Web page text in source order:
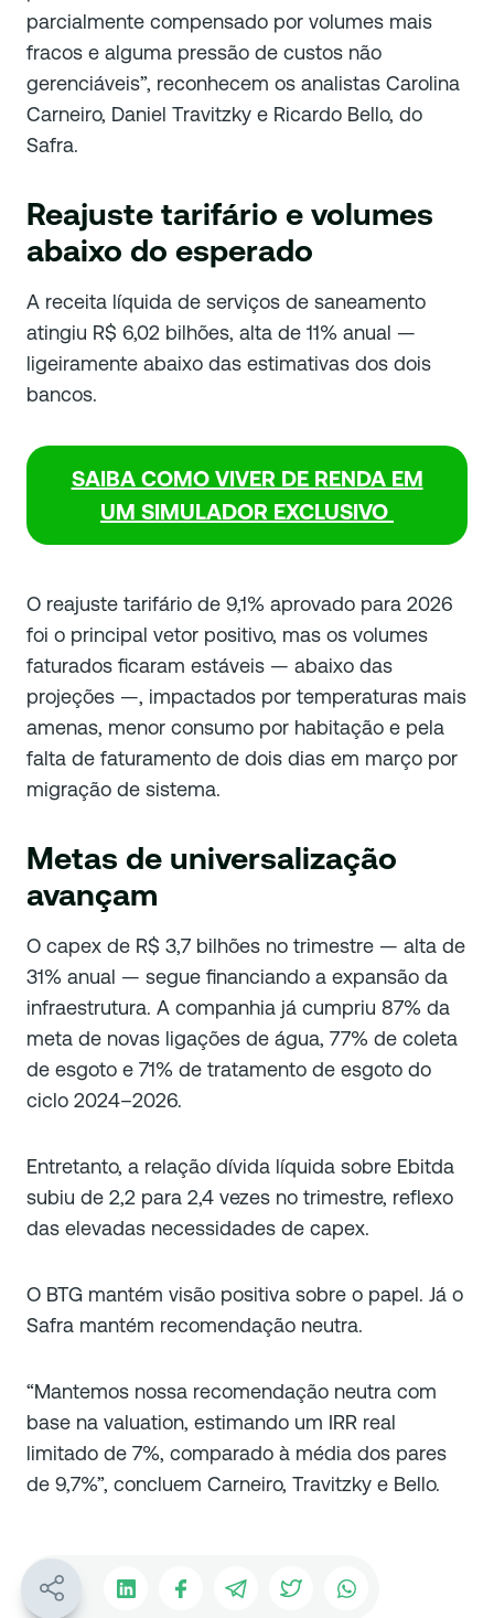
parcialmente compensado por volumes mais
fracos e alguma pressão de custos não
gerenciáveis”, reconhecem os analistas Carolina
Carneiro, Daniel Travitzky e Ricardo Bello, do
Safra.
Reajuste tarifário e volumes
abaixo do esperado
A receita líquida de serviços de saneamento
atingiu R$ 6,02 bilhões, alta de 11% anual —
ligeiramente abaixo das estimativas dos dois
bancos.
SAIBA COMO VIVER DE RENDA EM
UM SIMULADOR EXCLUSIVO
O reajuste tarifário de 9,1% aprovado para 2026
foi o principal vetor positivo, mas os volumes
faturados ficaram estáveis — abaixo das
projeções —, impactados por temperaturas mais
amenas, menor consumo por habitação e pela
falta de faturamento de dois dias em março por
migração de sistema.
Metas de universalização
avançam
O capex de R$ 3,7 bilhões no trimestre — alta de
31% anual — segue financiando a expansão da
infraestrutura. A companhia já cumpriu 87% da
meta de novas ligações de água, 77% de coleta
de esgoto e 71% de tratamento de esgoto do
ciclo 2024–2026.
Entretanto, a relação dívida líquida sobre Ebitda
subiu de 2,2 para 2,4 vezes no trimestre, reflexo
das elevadas necessidades de capex.
O BTG mantém visão positiva sobre o papel. Já o
Safra mantém recomendação neutra.
“Mantemos nossa recomendação neutra com
base na valuation, estimando um IRR real
limitado de 7%, comparado à média dos pares
de 9,7%”, concluem Carneiro, Travitzky e Bello.